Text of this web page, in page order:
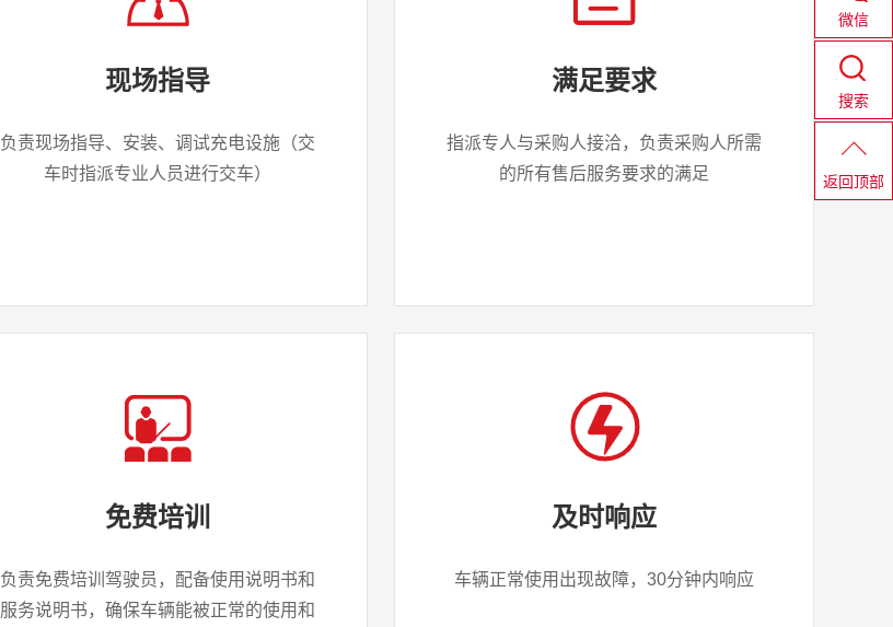
现场指导
负责现场指导、安装、调试充电设施（交
车时指派专业人员进行交车）
满足要求
指派专人与采购人接洽，负责采购人所需
的所有售后服务要求的满足
免费培训
负责免费培训驾驶员，配备使用说明书和
服务说明书，确保车辆能被正常的使用和
及时响应
车辆正常使用出现故障，30分钟内响应
微信
搜索
返回顶部